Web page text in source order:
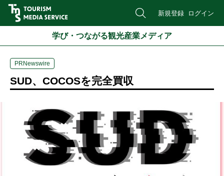
新規登録 ログイン
学び・つながる観光産業メディア
PRNewswire
SUD、COCOSを完全買収